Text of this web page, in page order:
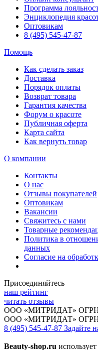
Программа
Энциклопедия
Оптовикам
8 (495) 545-47-87
Помощь
Как сделать заказ
Доставка
Порядок оплаты
Возврат товара
Гарантия качества
Форум о красоте
Публичная оферта
Карта сайта
Как вернуть товар
О компании
Контакты
О нас
Отзывы покупателей
Оптовикам
Вакансии
Свяжитесь с нами
Товарные
Политика в
данных
Согласие на
Присоединяйтесь
наш рейтинг
читать отзывы
ООО «МИТРИДАТ» ОГРН
ООО «МИТРИДАТ» ОГРН
8 (495) 545-47-87 Задайте
Beauty-shop.ru